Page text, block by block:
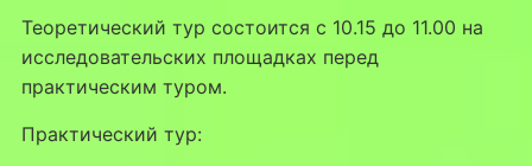
Теоретический тур состоится с 10.15 до 11.00 на
исследовательских площадках перед
практическим туром.
Практический тур: